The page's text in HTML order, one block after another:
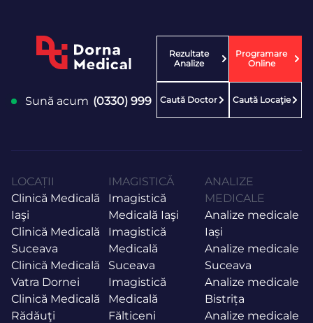
Sună acum (0330) 999
Rezultate
Analize
Programare
Online
Caută Doctor Caută Locaţie
LOCAȚII
Clinică Medicală
Iaşi
Clinică Medicală
Suceava
Clinică Medicală
Vatra Dornei
Clinică Medicală
Rădăuţi
IMAGISTICĂ
Imagistică
Medicală Iaşi
Imagistică
Medicală
Suceava
Imagistică
Medicală
Fălticeni
ANALIZE
MEDICALE
Analize medicale
Iași
Analize medicale
Suceava
Analize medicale
Bistrița
Analize medicale